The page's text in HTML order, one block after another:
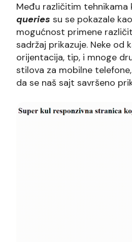
Među različitim tehnikama
queries su se pokazale
mogućnost primene
sadržaj prikazuje. Neke od
orijentacija, tip, i mnoge
stilova za mobilne
da se naš sajt savršeno